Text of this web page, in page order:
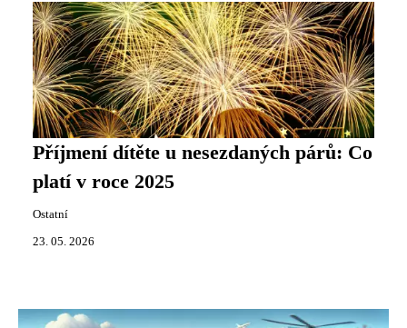
Příjmení dítěte u nesezdaných párů: Co
platí v roce 2025
Ostatní
23. 05. 2026